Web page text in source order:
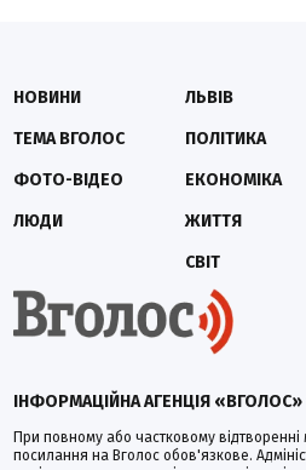
ІНФОРМАЦІЙНА АГЕНЦІЯ
При повному або частковому відтворенні
посилання на Вголос обов'язкове.
НОВИНИ
ТЕМА ВГОЛОС
ФОТО-ВІДЕО
ЛЮДИ
ЛЬВІВ
ПОЛІТИКА
ЕКОНОМІКА
ЖИТТЯ
СВІТ